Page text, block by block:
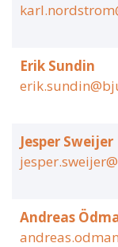
Erik Sundin
Jesper Sweijer
Andreas